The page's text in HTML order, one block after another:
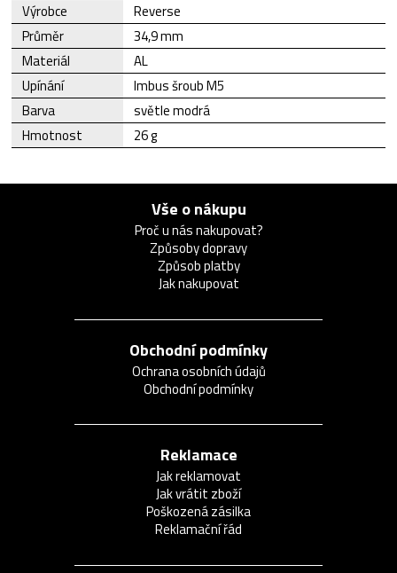
Výrobce
Reverse
Průměr
34,9 mm
Materiál
AL
Upínání
Imbus šroub M5
Barva
světle modrá
Hmotnost
26 g
Vše o nákupu
Proč u nás nakupovat?
Způsoby dopravy
Způsob platby
Jak nakupovat
Obchodní podmínky
Ochrana osobních údajů
Obchodní podmínky
Reklamace
Jak reklamovat
Jak vrátit zboží
Poškozená zásilka
Reklamační řád